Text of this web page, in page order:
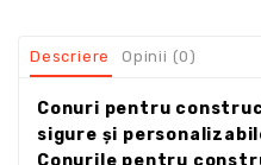
Descriere Opinii (0)
Conuri pentru
sigure și
Conurile pentru